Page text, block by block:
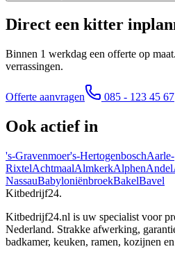
Direct een kitter
Binnen 1 werkdag een offerte op
verrassingen.
Offerte aanvragen 085 - 123 45 67
Ook actief in
's-Gravenmoer's-HertogenboschAarle-
RixtelAchtmaalAlmkerkAlphenAndel
NassauBabyloniënbroekBakelBavel
Kitbedrijf24.
Kitbedrijf24.nl is uw specialist voor
Nederland. Strakke afwerking,
badkamer, keuken, ramen, kozijnen en